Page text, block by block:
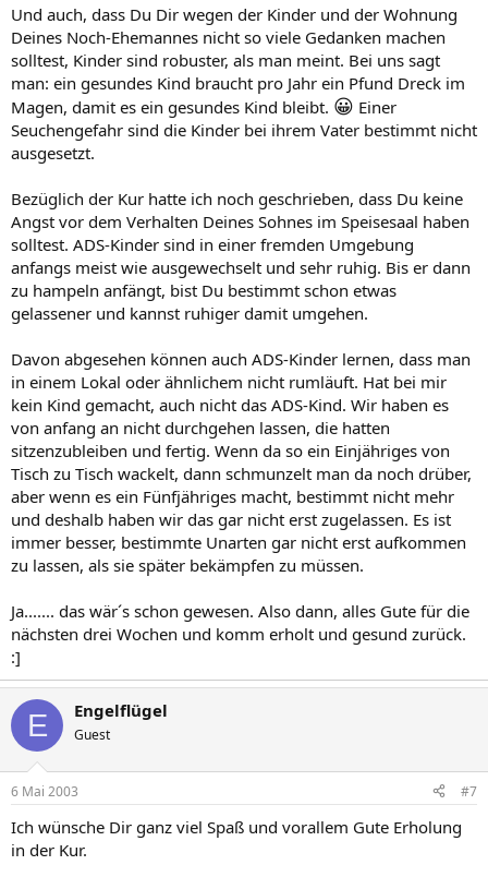
Und auch, dass Du Dir wegen der Kinder und der Wohnung
Deines Noch-Ehemannes nicht so viele Gedanken machen
solltest, Kinder sind robuster, als man meint. Bei uns sagt
man: ein gesundes Kind braucht pro Jahr ein Pfund Dreck im
Magen, damit es ein gesundes Kind bleibt. 😀 Einer
Seuchengefahr sind die Kinder bei ihrem Vater bestimmt nicht
ausgesetzt.
Bezüglich der Kur hatte ich noch geschrieben, dass Du keine
Angst vor dem Verhalten Deines Sohnes im Speisesaal haben
solltest. ADS-Kinder sind in einer fremden Umgebung
anfangs meist wie ausgewechselt und sehr ruhig. Bis er dann
zu hampeln anfängt, bist Du bestimmt schon etwas
gelassener und kannst ruhiger damit umgehen.
Davon abgesehen können auch ADS-Kinder lernen, dass man
in einem Lokal oder ähnlichem nicht rumläuft. Hat bei mir
kein Kind gemacht, auch nicht das ADS-Kind. Wir haben es
von anfang an nicht durchgehen lassen, die hatten
sitzenzubleiben und fertig. Wenn da so ein Einjähriges von
Tisch zu Tisch wackelt, dann schmunzelt man da noch drüber,
aber wenn es ein Fünfjähriges macht, bestimmt nicht mehr
und deshalb haben wir das gar nicht erst zugelassen. Es ist
immer besser, bestimmte Unarten gar nicht erst aufkommen
zu lassen, als sie später bekämpfen zu müssen.
Ja....... das wär´s schon gewesen. Also dann, alles Gute für die
nächsten drei Wochen und komm erholt und gesund zurück.
:]
E Engelflügel
Guest
6 Mai 2003 #7
Ich wünsche Dir ganz viel Spaß und vorallem Gute Erholung
in der Kur.